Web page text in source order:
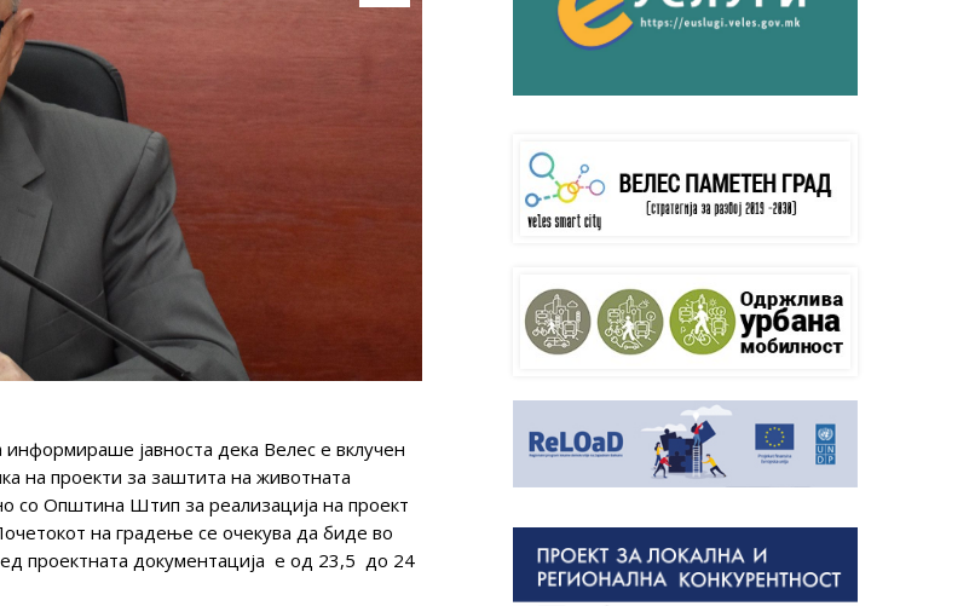
јавноста дека Велес е вклучен
на проекти за заштита на животната
со Општина Штип за реализација на проект
на градење се очекува да биде во
проектната документација е од 23,5 до 24